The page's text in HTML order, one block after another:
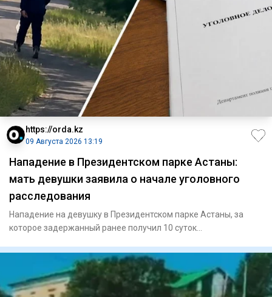
https://orda.kz
09 Августа 2026 13:19
Нападение в Президентском парке Астаны:
мать девушки заявила о начале уголовного
расследования
Нападение на девушку в Президентском парке Астаны, за
которое задержанный ранее получил 10 суток